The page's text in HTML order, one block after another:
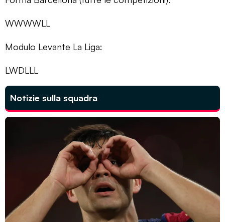
WWWWLL
Modulo Levante La Liga:
LWDLLL
Notizie sulla squadra